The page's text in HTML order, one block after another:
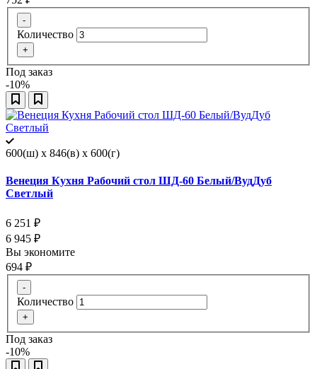
-
Количество
+
Под заказ
-10%
600(ш) x 846(в) x 600(г)
Венеция Кухня Рабочий стол ШД-60 Белый/ВудДуб
Светлый
6 251 ₽
6 945 ₽
Вы экономите
694 ₽
-
Количество
+
Под заказ
-10%